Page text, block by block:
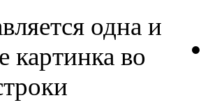
одна и
картинка во